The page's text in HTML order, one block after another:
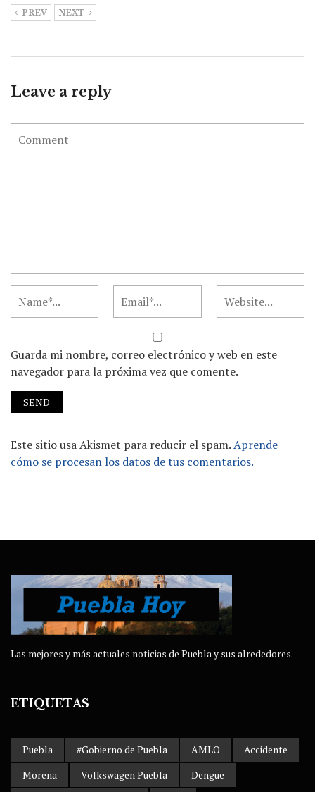
PREV NEXT
Leave a reply
Guarda mi nombre, correo electrónico y web en este
navegador para la próxima vez que comente.
Este sitio usa Akismet para reducir el spam.Aprende
cómo se procesan los datos de tus comentarios.
Las mejores y más actuales noticias de Puebla y sus alrededores.
ETIQUETAS
Puebla #Gobierno de Puebla AMLO
Accidente
Morena
Volkswagen Puebla Dengue